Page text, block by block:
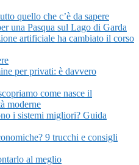
quello che c’è da sapere
una Pasqua sul Lago di Garda
artificiale ha cambiato il corso
per privati: è davvero
come nasce il
moderne
i sistemi migliori? Guida
9 trucchi e consigli
al meglio